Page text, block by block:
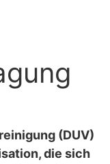
(DUV)
die sich